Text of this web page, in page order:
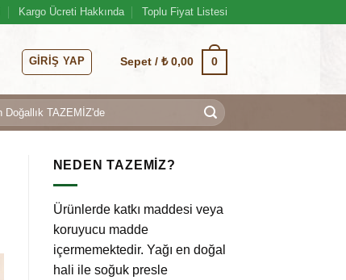
Kargo Ücreti Hakkında Toplu Fiyat Listesi
GIRIŞ YAP Sepet /₺0,00 0
NEDEN TAZEMİZ?
Ürünlerde katkı maddesi veya
koruyucu madde
içermemektedir. Yağı en doğal
hali ile soğuk presle